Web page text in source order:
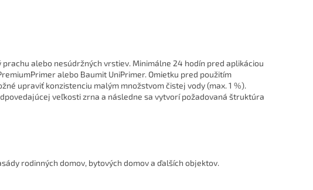
prachu alebo nesúdržných vrstiev. Minimálne 24 hodín pred aplikáciou
alebo Baumit UniPrimer. Omietku pred použitím
upraviť konzistenciu malým množstvom čistej vody (max. 1 %).
veľkosti zrna a následne sa vytvorí požadovaná štruktúra
rodinných domov, bytových domov a ďalších objektov.